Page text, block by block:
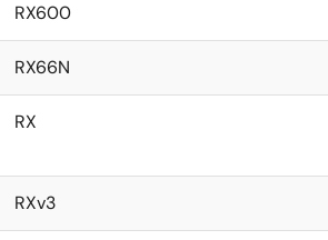
RX600
RX66N
RX
RXv3